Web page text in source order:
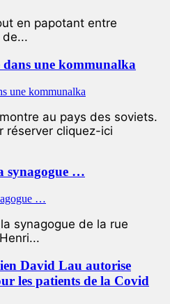
en papotant entre
de...
dans une kommunalka
au pays des soviets.
réserver cliquez-ici
synagogue …
synagogue de la rue
David Lau autorise
les patients de la Covid